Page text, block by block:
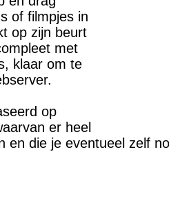
of filmpjes in
op zijn beurt
met
klaar om te
op
er heel
en die je eventueel zelf